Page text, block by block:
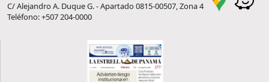
C/ Alejandro A. Duque G. - Apartado 0815-00507, Zona 4
Teléfono: +507 204-0000